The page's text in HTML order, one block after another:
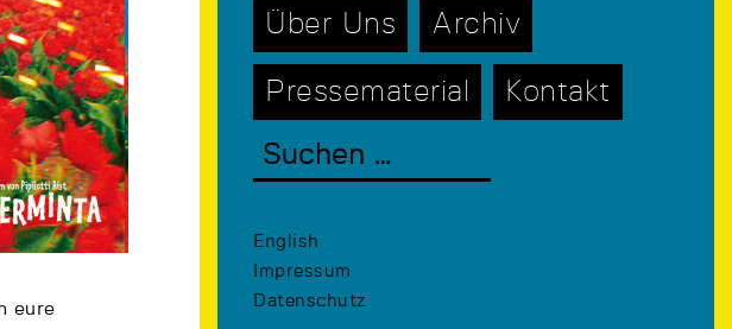
eure
Über Uns Archiv
Pressematerial Kontakt
English
Impressum
Datenschutz